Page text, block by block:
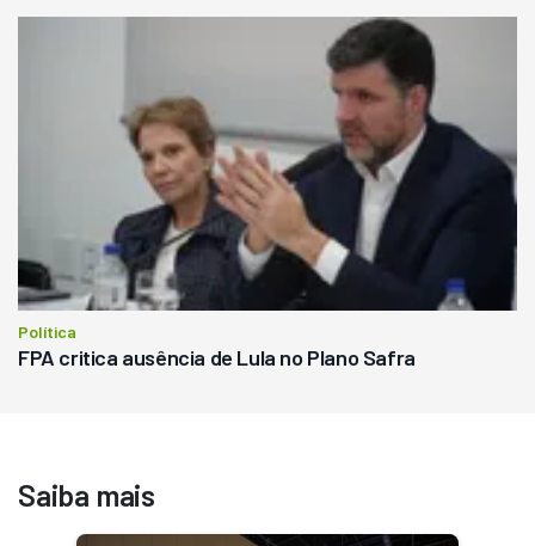
Política
FPA critica ausência de Lula no Plano Safra
Saiba mais